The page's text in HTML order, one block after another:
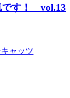
です！ vol.13
ャッツ